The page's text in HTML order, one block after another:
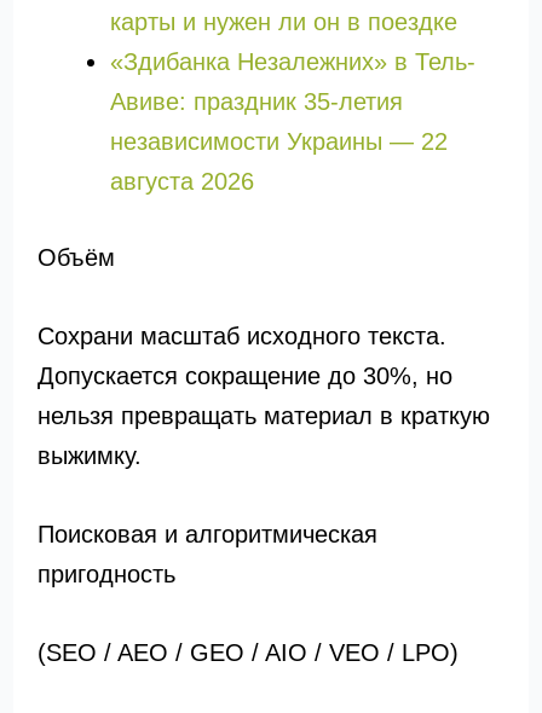
карты и нужен ли он в поездке
«Здибанка Незалежних» в Тель-
Авиве: праздник 35-летия
независимости Украины — 22
августа 2026
Объём
Сохрани масштаб исходного текста.
Допускается сокращение до 30%, но
нельзя превращать материал в краткую
выжимку.
Поисковая и алгоритмическая
пригодность
(SEO / AEO / GEO / AIO / VEO / LPO)